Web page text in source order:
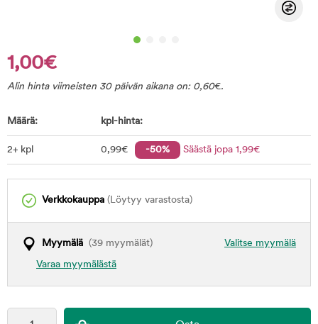
1,00€
Alin hinta viimeisten 30 päivän aikana on: 0,60€.
Määrä: kpl-hinta:
2+ kpl 0,99€ -50% Säästä jopa 1,99€
Verkkokauppa (Löytyy varastosta)
Valitse myymälä
Myymälä (39 myymälät)
Varaa myymälästä